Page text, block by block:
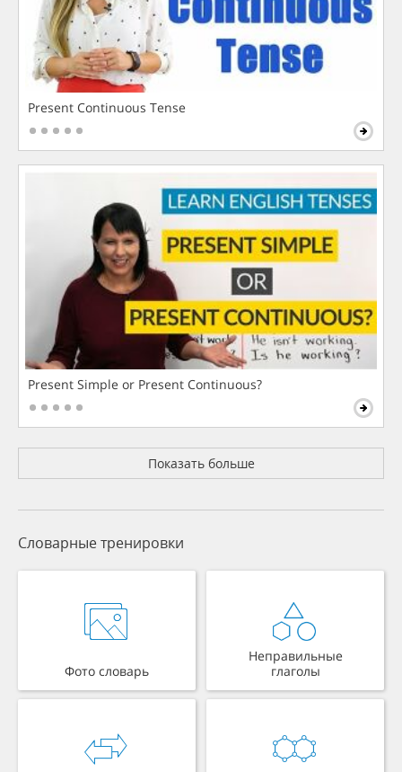
Present Continuous Tense
Present Simple or Present Continuous?
Показать больше
Словарные тренировки
Фото словарь
Неправильные
глаголы